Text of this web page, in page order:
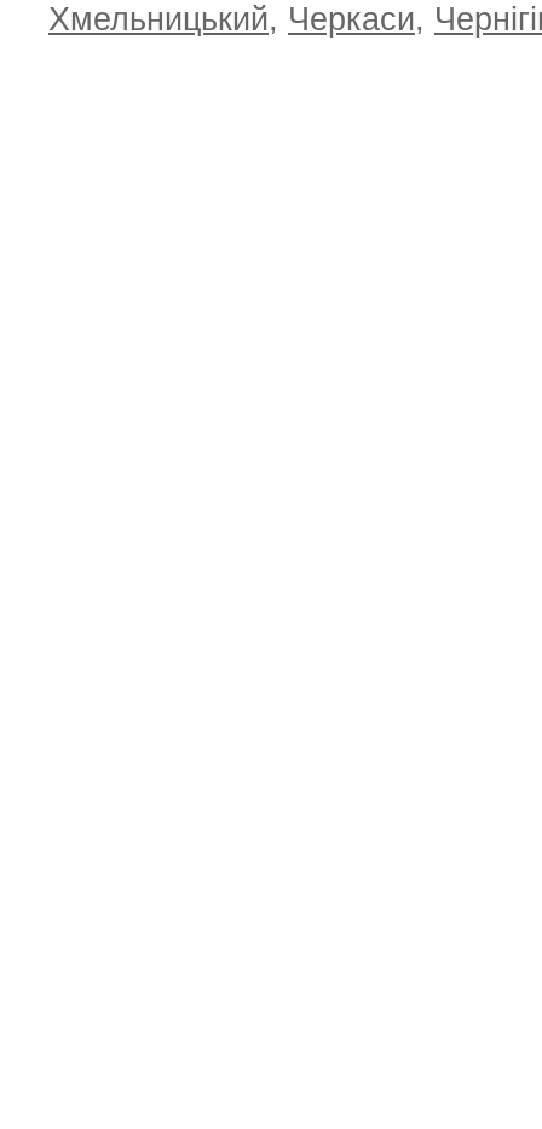
Хмельницький, Черкаси,